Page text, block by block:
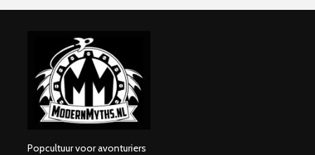
Popcultuur voor avonturiers